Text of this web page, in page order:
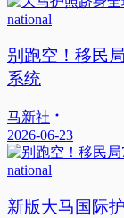
national
别跑空！移民
系统
马新社
2026-06-23
national
新版大马国际